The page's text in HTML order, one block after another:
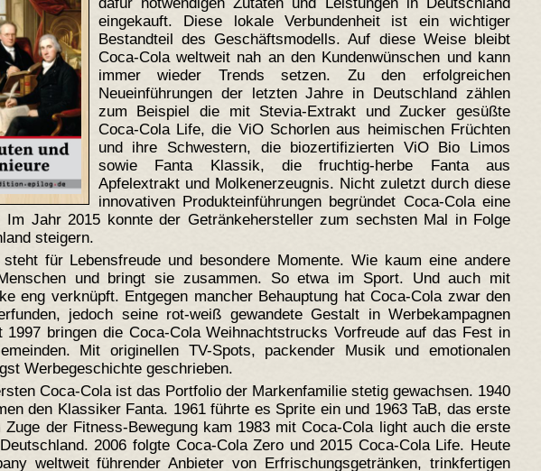
eingekauft. Diese lokale Verbundenheit ist ein wichtiger
Bestandteil des Geschäftsmodells. Auf diese Weise bleibt
Coca-Cola weltweit nah an den Kundenwünschen und kann
immer wieder Trends setzen. Zu den erfolgreichen
Neueinführungen der letzten Jahre in Deutschland zählen
zum Beispiel die mit Stevia-Extrakt und Zucker gesüßte
Coca-Cola Life, die ViO Schorlen aus heimischen Früchten
und ihre Schwestern, die biozertifizierten ViO Bio Limos
sowie Fanta Klassik, die fruchtig-herbe Fanta aus
Apfelextrakt und Molkenerzeugnis. Nicht zuletzt durch diese
innovativen Produkteinführungen begründet Coca-Cola eine
Im Jahr 2015 konnte der Getränkehersteller zum sechsten Mal in Folge
steigern.
für Lebensfreude und besondere Momente. Wie kaum eine andere
und bringt sie zusammen. So etwa im Sport. Und auch mit
eng verknüpft. Entgegen mancher Behauptung hat Coca-Cola zwar den
jedoch seine rot-weiß gewandete Gestalt in Werbekampagnen
1997 bringen die Coca-Cola Weihnachtstrucks Vorfreude auf das Fest in
Mit originellen TV-Spots, packender Musik und emotionalen
Werbegeschichte geschrieben.
Coca-Cola ist das Portfolio der Markenfamilie stetig gewachsen. 1940
den Klassiker Fanta. 1961 führte es Sprite ein und 1963 TaB, das erste
der Fitness-Bewegung kam 1983 mit Coca-Cola light auch die erste
2006 folgte Coca-Cola Zero und 2015 Coca-Cola Life. Heute
weltweit führender Anbieter von Erfrischungsgetränken, trinkfertigen